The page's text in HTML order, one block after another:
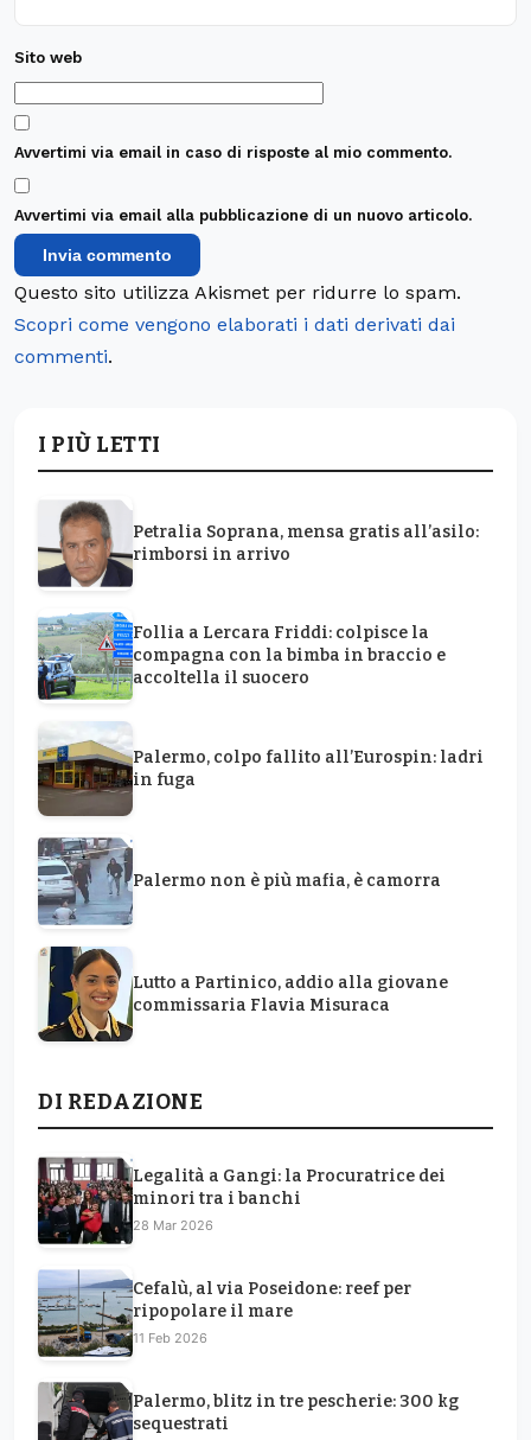
Sito web
Avvertimi via email in caso di risposte al mio commento.
Avvertimi via email alla pubblicazione di un nuovo articolo.
Questo sito utilizza Akismet per ridurre lo spam.
Scopri come vengono elaborati i dati derivati dai
commenti.
I PIÙ LETTI
Petralia Soprana, mensa gratis all’asilo:
rimborsi in arrivo
Follia a Lercara Friddi: colpisce la
compagna con la bimba in braccio e
accoltella il suocero
Palermo, colpo fallito all’Eurospin: ladri
in fuga
Palermo non è più mafia, è camorra
Lutto a Partinico, addio alla giovane
commissaria Flavia Misuraca
DI REDAZIONE
Legalità a Gangi: la Procuratrice dei
minori tra i banchi
28 Mar 2026
Cefalù, al via Poseidone: reef per
ripopolare il mare
11 Feb 2026
Palermo, blitz in tre pescherie: 300 kg
sequestrati